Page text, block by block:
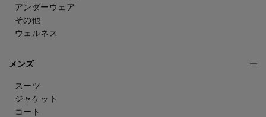
アンダーウェア
その他
ウェルネス
メンズ
スーツ
ジャケット
コート